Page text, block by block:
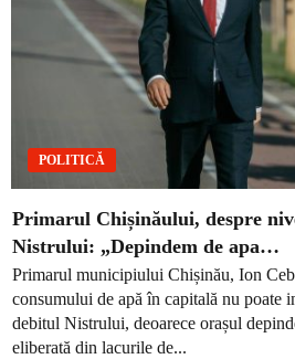
POLITICĂ
Primarul Chișinăului, despre
Nistrului: „Depindem de apa…
Primarul municipiului Chișinău, Ion
consumului de apă în capitală nu poate
debitul Nistrului, deoarece orașul
eliberată din lacurile de...